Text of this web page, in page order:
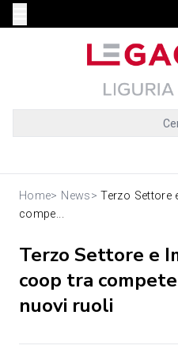
Home> News> Terzo Settore
compe...
Terzo Settore e
coop tra
nuovi ruoli